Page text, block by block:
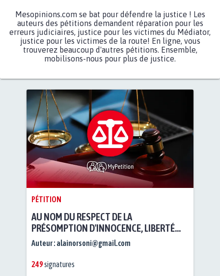
Mesopinions.com se bat pour défendre la justice ! Les
auteurs des pétitions demandent réparation pour les
erreurs judiciaires, justice pour les victimes du Médiator,
justice pour les victimes de la route! En ligne, vous
trouverez beaucoup d'autres pétitions. Ensemble,
mobilisons-nous pour plus de justice.
PÉTITION
AU NOM DU RESPECT DE LA
PRÉSOMPTION D'INNOCENCE, LIBERTÉ
POUR ALAIN ORSONI
Auteur : alainorsoni@gmail.com
249signatures